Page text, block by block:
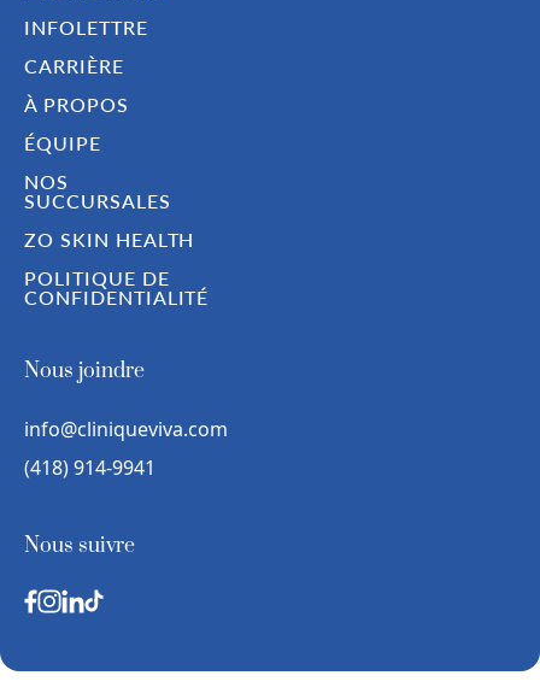
INFOLETTRE
CARRIÈRE
À PROPOS
ÉQUIPE
NOS
SUCCURSALES
ZO SKIN HEALTH
POLITIQUE DE
CONFIDENTIALITÉ
Nous joindre
info@cliniqueviva.com
(418) 914-9941
Nous suivre